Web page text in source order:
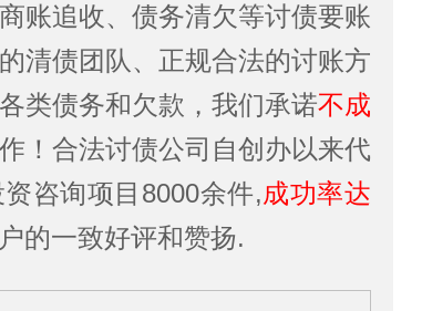
账追收、债务清欠等讨债要账
清债团队、正规合法的讨账方
类债务和欠款，我们承诺不成
！合法讨债公司自创办以来代
咨询项目8000余件,成功率达
的一致好评和赞扬.